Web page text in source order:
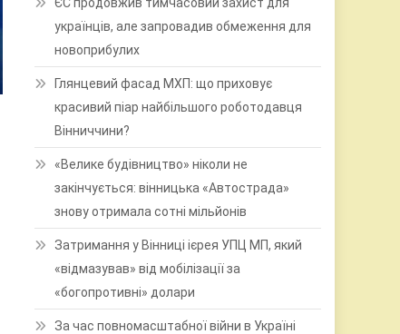
українців, але запровадив обмеження для
новоприбулих
Глянцевий фасад МХП: що приховує
красивий піар найбільшого роботодавця
Вінниччини?
«Велике будівництво» ніколи не
закінчується: вінницька «Автострада»
знову отримала сотні мільйонів
Затримання у Вінниці ієрея УПЦ МП, який
«відмазував» від мобілізації за
«богопротивні» долари
За час повномасштабної війни в Україні